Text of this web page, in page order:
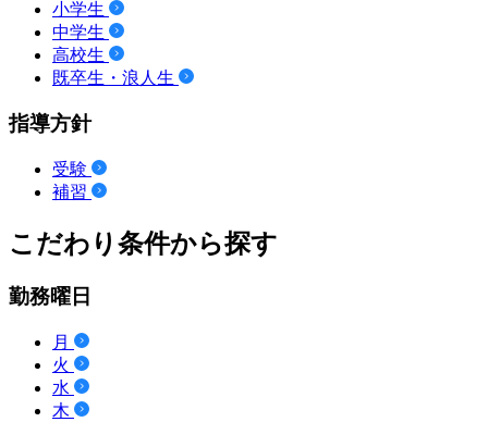
小学生
中学生
高校生
既卒生・浪人生
指導方針
受験
補習
こだわり条件から探す
勤務曜日
月
火
水
木